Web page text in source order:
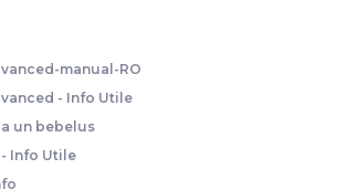
manual-RO
- Info Utile
un bebelus
Info Utile